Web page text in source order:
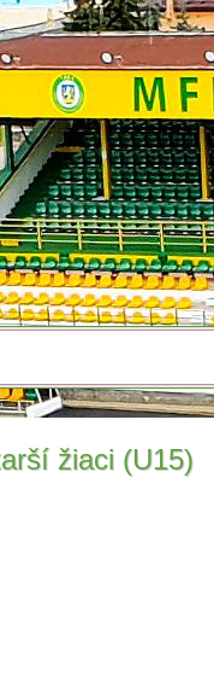
žiaci (U15)